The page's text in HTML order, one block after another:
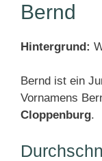
Bernd
Hintergrund:
Bernd ist ein
Vornamens
Cloppenburg.